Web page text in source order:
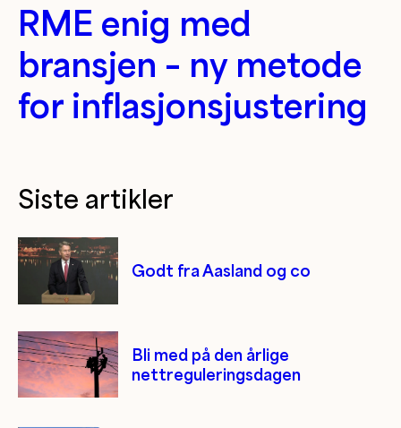
RME enig med
bransjen – ny metode
for inflasjonsjustering
Siste artikler
Godt fra Aasland og co
Bli med på den årlige
nettreguleringsdagen